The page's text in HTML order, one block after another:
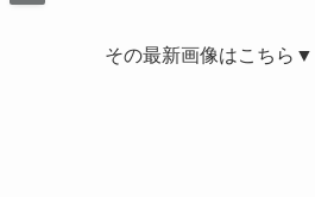
その最新画像はこちら▼